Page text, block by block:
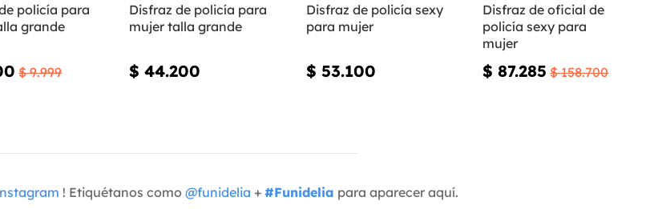
policía para
grande
$ 9.999
Disfraz de policía para
mujer talla grande
$ 44.200
Disfraz de policía sexy
para mujer
$ 53.100
Disfraz de oficial de
policía sexy para
mujer
$ 87.285 $ 158.700
! Etiquétanos como @funidelia + #Funidelia para aparecer aquí.